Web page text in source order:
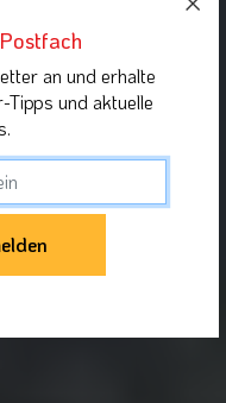
an und erhalte
und aktuelle